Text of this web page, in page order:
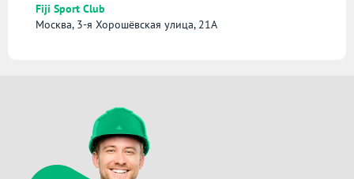
Fiji Sport Club
Москва, 3-я Хорошёвская улица, 21А